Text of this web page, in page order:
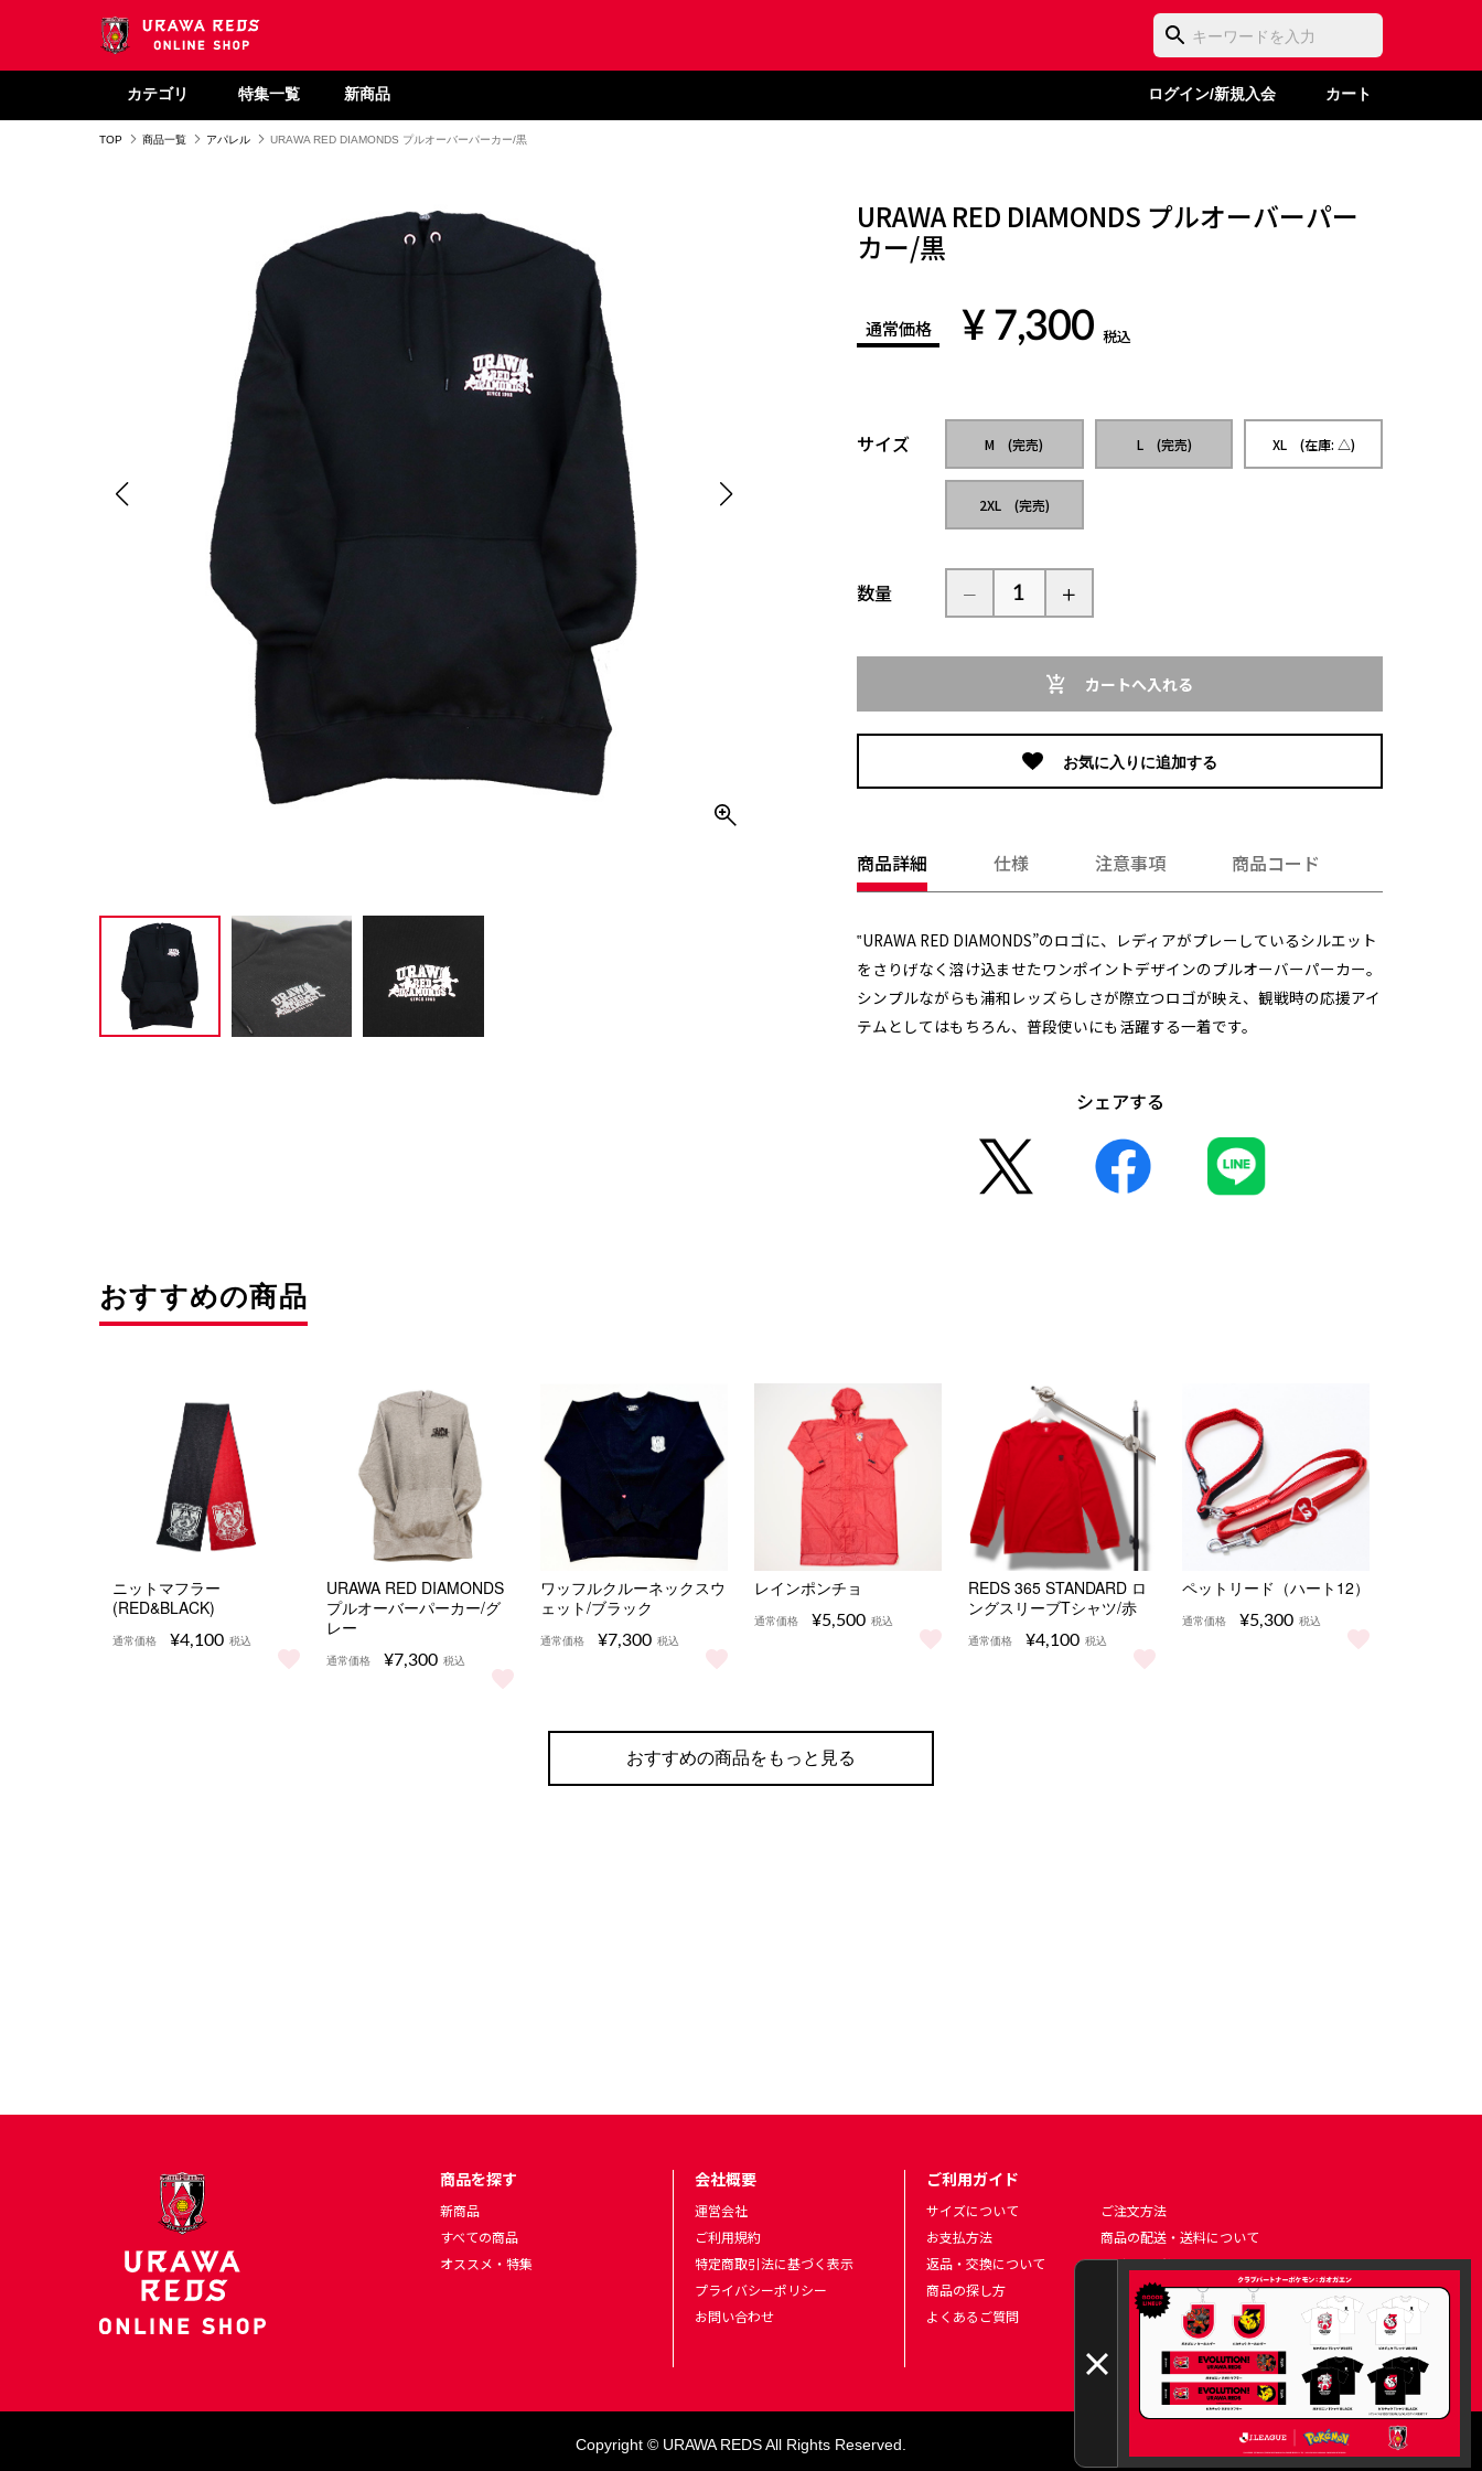
カテゴリ 特集一覧 新商品 ログイン/新規入会 カート
TOP 商品一覧 アパレル URAWA RED DIAMONDS プルオーバーパーカー/黒
URAWA RED DIAMONDS プルオーバーパー
カー/黒
通常価格 ¥ 7,300 税込
サイズ M (完売) L (完売) XL (在庫: △)
2XL (完売)
数量
カートへ入れる
お気に入りに追加する
商品詳細 仕様 注意事項 商品コード
‟URAWA RED DIAMONDS”のロゴに、レディアがプレーしているシルエット
をさりげなく溶け込ませたワンポイントデザインのプルオーバーパーカー。
シンプルながらも浦和レッズらしさが際立つロゴが映え、観戦時の応援アイ
テムとしてはもちろん、普段使いにも活躍する一着です。
シェアする
おすすめの商品
ニットマフラー
(RED&BLACK)
通常価格 ¥4,100 税込
ニットマフラー (RED&BLACK) をもっと見る
URAWA RED DIAMONDS
プルオーバーパーカー/グ
レー
通常価格 ¥7,300 税込
URAWA RED DIAMONDS プルオーバーパーカー/グレー をもっと見る
ワッフルクルーネックスウ
ェット/ブラック
通常価格 ¥7,300 税込
ワッフルクルーネックスウェット/ブラック をもっと見る
レインポンチョ
通常価格 ¥5,500 税込
レインポンチョ をもっと見る
REDS 365 STANDARD ロ
ングスリーブTシャツ/赤
通常価格 ¥4,100 税込
REDS 365 STANDARD ロングスリーブTシャツ/赤 をもっと見る
ペットリード（ハート12）
通常価格 ¥5,300 税込
ペットリード（ハート12） をもっと
おすすめの商品をもっと見る
商品を探す
新商品
すべての商品
オススメ・特集
会社概要
運営会社
ご利用規約
特定商取引法に基づく表示
プライバシーポリシー
お問い合わせ
ご利用ガイド
サイズについて
お支払方法
返品・交換について
商品の探し方
よくあるご質問
ご注文方法
商品の配送・送料について
マイページについて
ポイントの使い方について
Copyright © URAWA REDS All Rights Reserved.